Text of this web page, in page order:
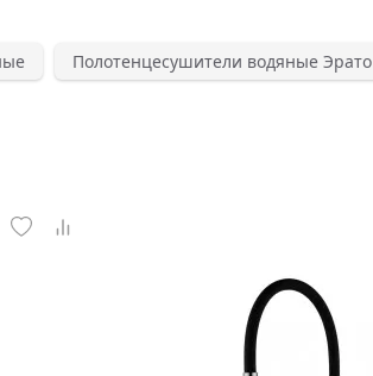
Полотенцесушители водяные Эрато